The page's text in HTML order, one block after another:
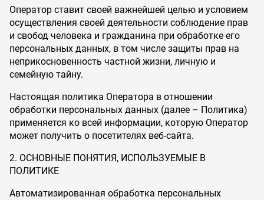
Оператор ставит своей важнейшей целью и условием
осуществления своей деятельности соблюдение прав
и свобод человека и гражданина при обработке его
персональных данных, в том числе защиты прав на
неприкосновенность частной жизни, личную и
семейную тайну.
Настоящая политика Оператора в отношении
обработки персональных данных (далее – Политика)
применяется ко всей информации, которую Оператор
может получить о посетителях веб-сайта.
2. ОСНОВНЫЕ ПОНЯТИЯ, ИСПОЛЬЗУЕМЫЕ В
ПОЛИТИКЕ
Автоматизированная обработка персональных